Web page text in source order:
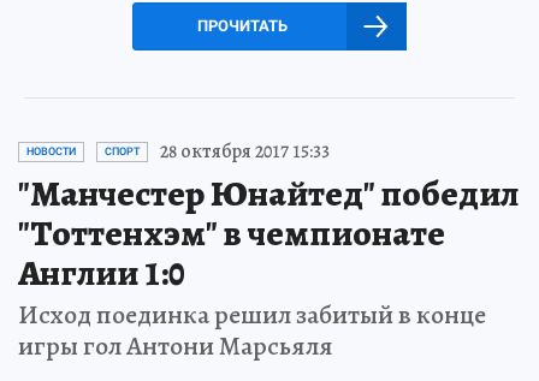
ПРОЧИТАТЬ
НОВОСТИ СПОРТ 28 октября 2017 15:33
"Манчестер Юнайтед" победил
"Тоттенхэм" в чемпионате
Англии 1:0
Исход поединка решил забитый в конце
игры гол Антони Марсьяля